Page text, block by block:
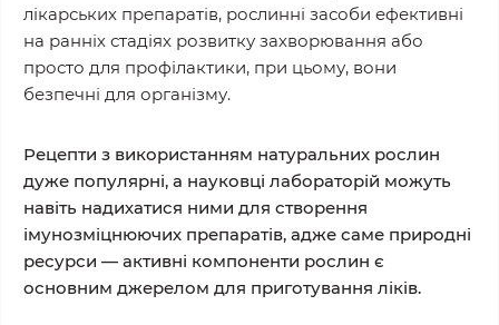
лікарських препаратів, рослинні засоби ефективні
на ранніх стадіях розвитку захворювання або
просто для профілактики, при цьому, вони
безпечні для організму.
Рецепти з використанням натуральних рослин
дуже популярні, а науковці лабораторій можуть
навіть надихатися ними для створення
імунозміцнюючих препаратів, адже саме природні
ресурси — активні компоненти рослин є
основним джерелом для приготування ліків.